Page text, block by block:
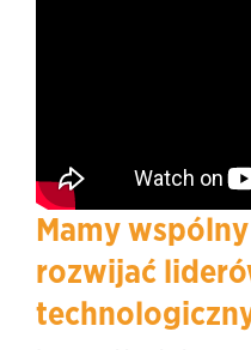
Mamy
rozwijać